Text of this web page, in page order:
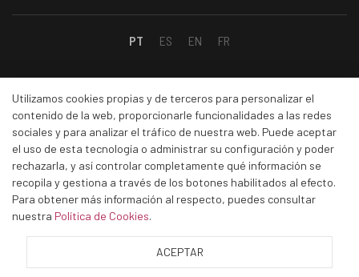
PT ES EN FR
Facebook
Linkedin
Instagram
Utilizamos cookies propias y de terceros para personalizar el
contenido de la web, proporcionarle funcionalidades a las redes
sociales y para analizar el tráfico de nuestra web. Puede aceptar
el uso de esta tecnología o administrar su configuración y poder
rechazarla, y así controlar completamente qué información se
recopila y gestiona a través de los botones habilitados al efecto.
Para obtener más información al respecto, puedes consultar
nuestra Política de Cookies.
ACEPTAR